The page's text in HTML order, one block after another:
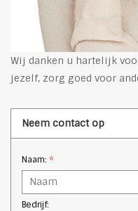
Wij danken u hartelijk
jezelf, zorg goed voor
Neem contact op
Naam: *
Bedrijf: